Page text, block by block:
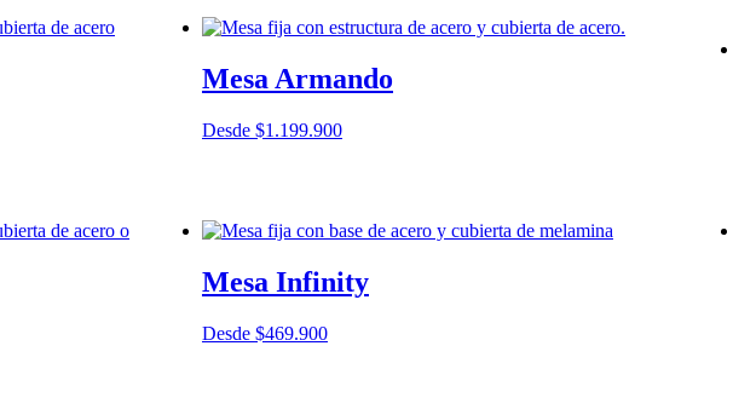
Mesa Armando
Desde $1.199.900
Mesa Infinity
Desde $469.900